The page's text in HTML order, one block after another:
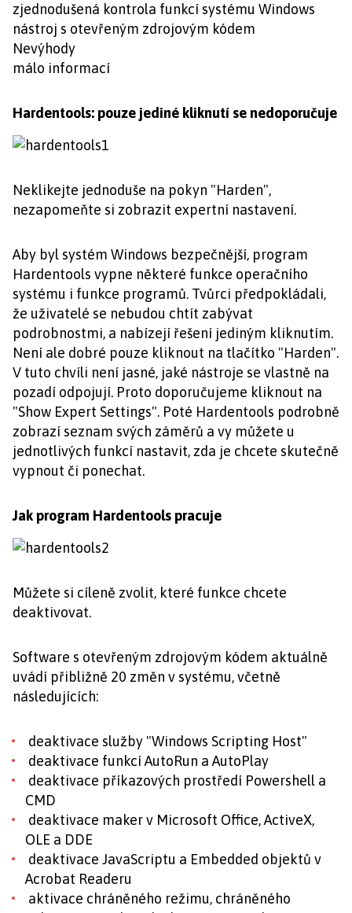
zjednodušená kontrola funkcí systému Windows
nástroj s otevřeným zdrojovým kódem
Nevýhody
málo informací
Hardentools: pouze jediné kliknutí se nedoporučuje
Neklikejte jednoduše na pokyn "Harden",
nezapomeňte si zobrazit expertní nastavení.
Aby byl systém Windows bezpečnější, program
Hardentools vypne některé funkce operačního
systému i funkce programů. Tvůrci předpokládali,
že uživatelé se nebudou chtít zabývat
podrobnostmi, a nabízejí řešení jediným kliknutím.
Není ale dobré pouze kliknout na tlačítko "Harden".
V tuto chvíli není jasné, jaké nástroje se vlastně na
pozadí odpojují. Proto doporučujeme kliknout na
"Show Expert Settings". Poté Hardentools podrobně
zobrazí seznam svých záměrů a vy můžete u
jednotlivých funkcí nastavit, zda je chcete skutečně
vypnout či ponechat.
Jak program Hardentools pracuje
Můžete si cíleně zvolit, které funkce chcete
deaktivovat.
Software s otevřeným zdrojovým kódem aktuálně
uvádí přibližně 20 změn v systému, včetně
následujících:
deaktivace služby "Windows Scripting Host"
deaktivace funkcí AutoRun a AutoPlay
deaktivace příkazových prostředí Powershell a
CMD
deaktivace maker v Microsoft Office, ActiveX,
OLE a DDE
deaktivace JavaScriptu a Embedded objektů v
Acrobat Readeru
aktivace chráněného režimu, chráněného